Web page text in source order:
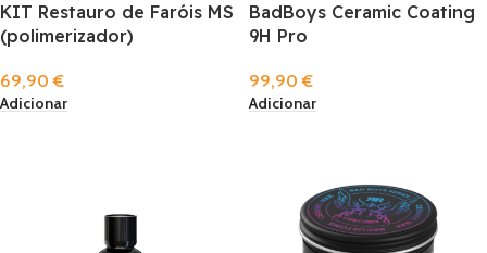
KIT Restauro de Faróis MS
(polimerizador)
69,90€
Adicionar
BadBoys Ceramic Coating
9H Pro
99,90€
Adicionar